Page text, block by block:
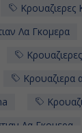
Κρουαζιερες
Λα Γκομερα
Λα Γκομερα